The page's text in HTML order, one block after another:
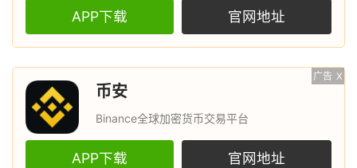
APP下载 官网地址
广告 X
币安
Binance全球加密货币交易平台
APP下载 官网地址